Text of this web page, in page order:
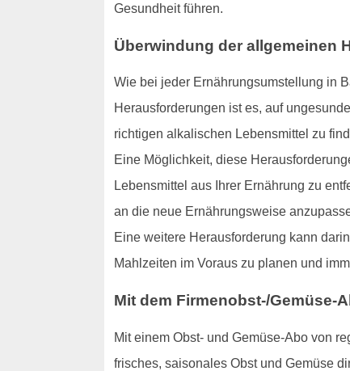
Gesundheit führen.
Überwindung der allgemeinen
Wie bei jeder Ernährungsumstellung in
Herausforderungen ist es, auf
richtigen alkalischen Lebensmittel zu
Eine Möglichkeit, diese
Lebensmittel aus Ihrer Ernährung zu
an die neue Ernährungsweise
Eine weitere Herausforderung kann
Mahlzeiten im Voraus zu planen und
Mit dem Firmenobst-/Gemüse-
Mit einem Obst- und Gemüse-Abo von
frisches, saisonales Obst und Gemüse